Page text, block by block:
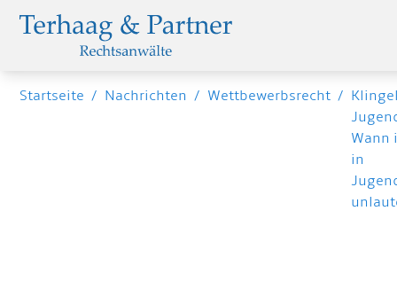
Startseite / Nachrichten / Wettbewerbsrecht /
Wann
in